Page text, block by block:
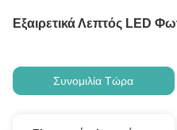
Εξαιρετικά Λεπτός LED
Συνομιλία Τώρα